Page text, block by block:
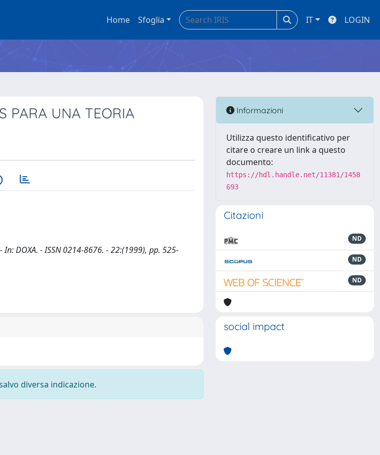
Home Sfoglia IT LOGIN
PARA UNA TEORIA
- In: DOXA. - ISSN 0214-8676. - 22:(1999), pp. 525-
diversa indicazione.
Informazioni
Utilizza questo identificativo per
citare o creare un link a questo
documento:
https://hdl.handle.net/11381/1458
693
Citazioni
ND
ND
ND
social impact